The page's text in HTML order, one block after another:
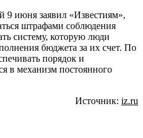
июня заявил «Известиям»,
штрафами соблюдения
систему, которую люди
бюджета за их счет. По
порядок и
в механизм постоянного
Источник: iz.ru